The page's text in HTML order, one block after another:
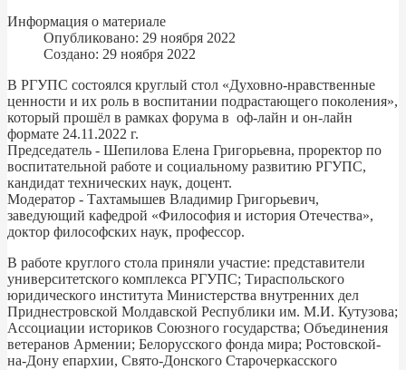
Информация о материале
Опубликовано: 29 ноября 2022
Создано: 29 ноября 2022
В РГУПС состоялся круглый стол «Духовно-нравственные
ценности и их роль в воспитании подрастающего поколения»,
который прошёл в рамках форума в оф-лайн и он-лайн
формате 24.11.2022 г.
Председатель - Шепилова Елена Григорьевна, проректор по
воспитательной работе и социальному развитию РГУПС,
кандидат технических наук, доцент.
Модератор - Тахтамышев Владимир Григорьевич,
заведующий кафедрой «Философия и история Отечества»,
доктор философских наук, профессор.
В работе круглого стола приняли участие: представители
университетского комплекса РГУПС; Тираспольского
юридического института Министерства внутренних дел
Приднестровской Молдавской Республики им. М.И. Кутузова;
Ассоциации историков Союзного государства; Объединения
ветеранов Армении; Белорусского фонда мира; Ростовской-
на-Дону епархии, Свято-Донского Старочеркасского